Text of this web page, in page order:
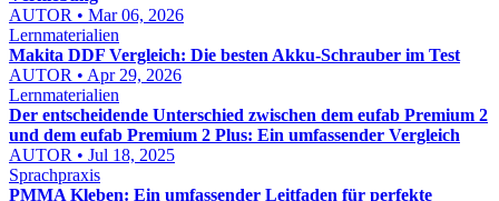
AUTOR • Mar 06, 2026
Lernmaterialien
Makita DDF Vergleich: Die besten Akku-Schrauber im Test
AUTOR • Apr 29, 2026
Lernmaterialien
Der entscheidende Unterschied zwischen dem eufab Premium 2
und dem eufab Premium 2 Plus: Ein umfassender Vergleich
AUTOR • Jul 18, 2025
Sprachpraxis
PMMA Kleben: Ein umfassender Leitfaden für perfekte